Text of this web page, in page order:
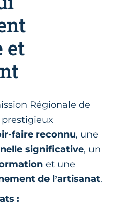
et
Régionale de
faire reconnu, une
significative, un
et une
de l’artisanat.
: